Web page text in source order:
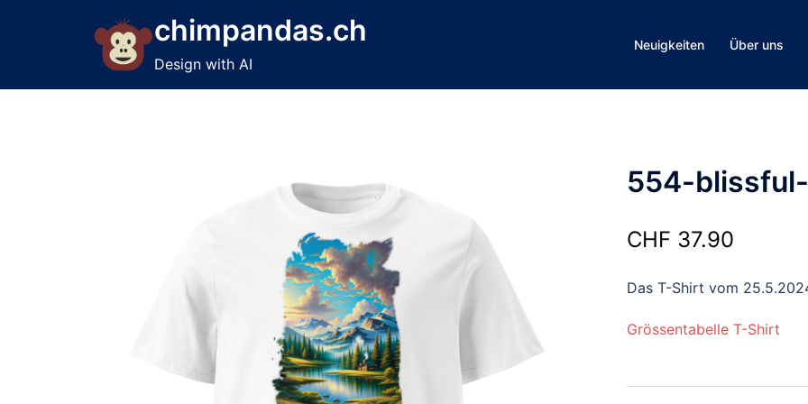
chimpandas.ch
Design with AI
Neuigkeiten Über uns
554-
CHF 37.90
Das T-Shirt vom
Grössentabelle T-Shirt